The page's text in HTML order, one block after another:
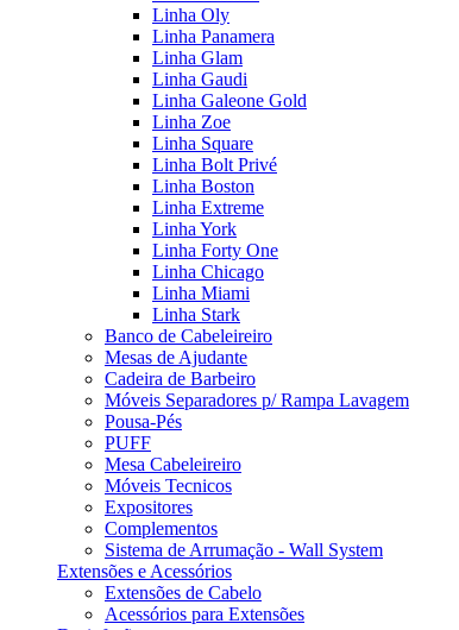
Linha Oly
Linha Panamera
Linha Glam
Linha Gaudi
Linha Galeone Gold
Linha Zoe
Linha Square
Linha Bolt Privé
Linha Boston
Linha Extreme
Linha York
Linha Forty One
Linha Chicago
Linha Miami
Linha Stark
Banco de Cabeleireiro
Mesas de Ajudante
Cadeira de Barbeiro
Móveis Separadores p/ Rampa Lavagem
Pousa-Pés
PUFF
Mesa Cabeleireiro
Móveis Tecnicos
Expositores
Complementos
Sistema de Arrumação - Wall System
Extensões e Acessórios
Extensões de Cabelo
Acessórios para Extensões